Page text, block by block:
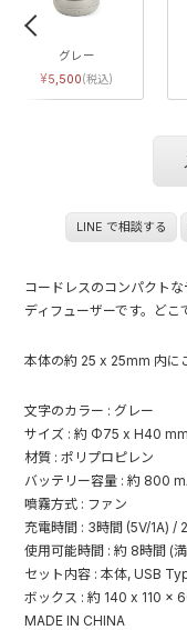
グレー
5,500
LINE で相談する
コードレスのコンパクト
ディフューザーです。どこ
本体の約 25 x 25mm 内に
文字のカラー : グレー
サイズ : 約 Φ75 x H40 mm
材質 : ポリプロピレン
バッテリー容量 : 約 800
噴霧方式 : ファン
充電時間 : 3時間 (5V/1A) /
使用可能時間 : 約 8時間 (
セット内容 : 本体, USB
ボックス : 約 140 x 110 x
MADE IN CHINA